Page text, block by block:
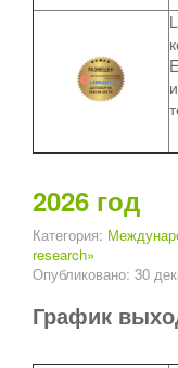
2026 год
Категория:
research»
Опубликовано: 30
График